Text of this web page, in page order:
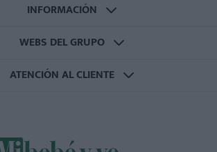
INFORMACIÓN
WEBS DEL GRUPO
ATENCIÓN AL CLIENTE